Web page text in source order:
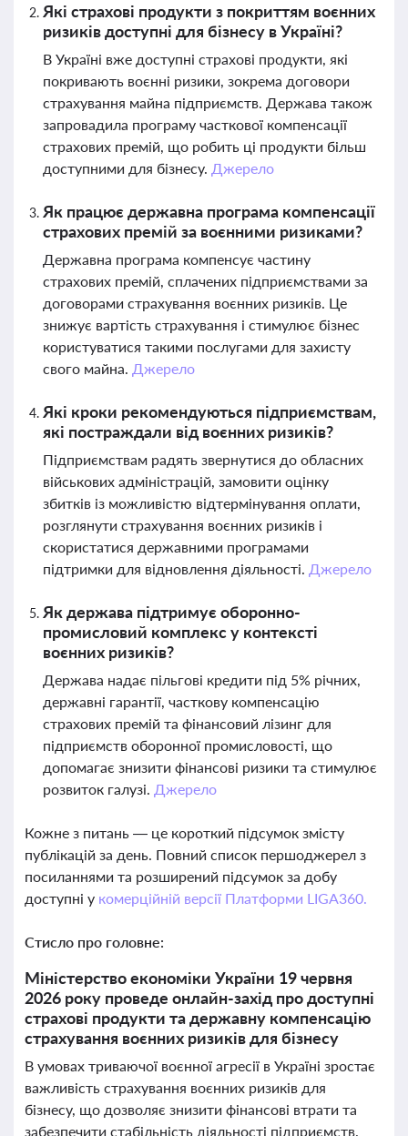
Які страхові продукти з покриттям воєнних
ризиків доступні для бізнесу в Україні?
В Україні вже доступні страхові продукти, які
покривають воєнні ризики, зокрема договори
страхування майна підприємств. Держава також
запровадила програму часткової компенсації
страхових премій, що робить ці продукти більш
доступними для бізнесу. Джерело
Як працює державна програма компенсації
страхових премій за воєнними ризиками?
Державна програма компенсує частину
страхових премій, сплачених підприємствами за
договорами страхування воєнних ризиків. Це
знижує вартість страхування і стимулює бізнес
користуватися такими послугами для захисту
свого майна. Джерело
Які кроки рекомендуються підприємствам,
які постраждали від воєнних ризиків?
Підприємствам радять звернутися до обласних
військових адміністрацій, замовити оцінку
збитків із можливістю відтермінування оплати,
розглянути страхування воєнних ризиків і
скористатися державними програмами
підтримки для відновлення діяльності. Джерело
Як держава підтримує оборонно-
промисловий комплекс у контексті
воєнних ризиків?
Держава надає пільгові кредити під 5% річних,
державні гарантії, часткову компенсацію
страхових премій та фінансовий лізинг для
підприємств оборонної промисловості, що
допомагає знизити фінансові ризики та стимулює
розвиток галузі. Джерело
Кожне з питань — це короткий підсумок змісту
публікацій за день. Повний список першоджерел з
посиланнями та розширений підсумок за добу
доступні у комерційній версії Платформи LIGA360.
Стисло про головне:
Міністерство економіки України 19 червня
2026 року проведе онлайн-захід про доступні
страхові продукти та державну компенсацію
страхування воєнних ризиків для бізнесу
В умовах триваючої воєнної агресії в Україні зростає
важливість страхування воєнних ризиків для
бізнесу, що дозволяє знизити фінансові втрати та
забезпечити стабільність діяльності підприємств.